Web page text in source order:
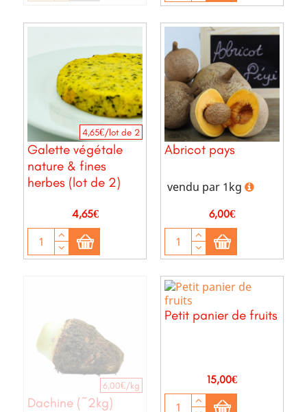
Galette végétale
nature & fines
herbes (lot de 2)
4,65€/lot de 2
Prix
4,65€
Abricot pays
vendu par 1kg
Prix
6,00€
Dachine (~2kg)
6,00€/kg
Petit panier de fruits
Prix
15,00€